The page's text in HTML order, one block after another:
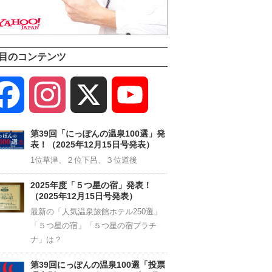
のコンテンツ
Facebook Instagram
Channel
第39回「にっぽんの温泉100選」発
表！（2025年12月15日号発表）
1位草津、２位下呂、３位道後
2025年度「５つ星の宿」発表！
（2025年12月15日号発表）
最新の「人気温泉旅館ホテル250選」
「５つ星の宿」「５つ星の宿プラチ
ナ」は？
第39回にっぽんの温泉100選「投票